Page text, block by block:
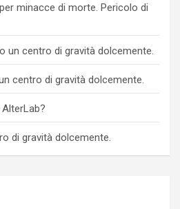
minacce di morte. Pericolo di
un centro di gravità dolcemente.
centro di gravità dolcemente.
AlterLab?
di gravità dolcemente.